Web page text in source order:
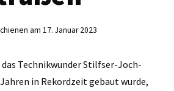
am 17. Januar 2023
das Technikwunder Stilfser-Joch-
in Rekordzeit gebaut wurde,